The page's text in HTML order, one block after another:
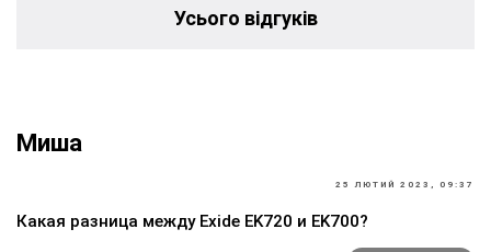
Усього відгуків
Миша
25 ЛЮТИЙ 2023, 09:37
Какая разница между Exide EK720 и EK700?